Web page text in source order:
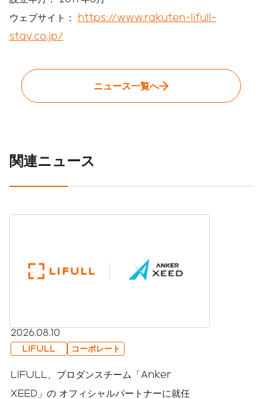
ウェブサイト： https://www.rakuten-lifull-
stay.co.jp/
ニュース一覧へ
関連ニュース
2026.08.10
LIFULL コーポレート
LIFULL、プロダンスチーム「Anker
XEED」の オフィシャルパートナーに就任